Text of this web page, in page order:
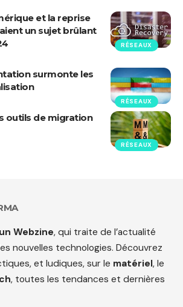
RÉSEAUX
et la reprise
un sujet brûlant
RÉSEAUX
surmonte les
RÉSEAUX
outils de migration
Webzine, qui traite de l’actualité
nouvelles technologies. Découvrez
et ludiques, sur le matériel, le
, toutes les tendances et dernières